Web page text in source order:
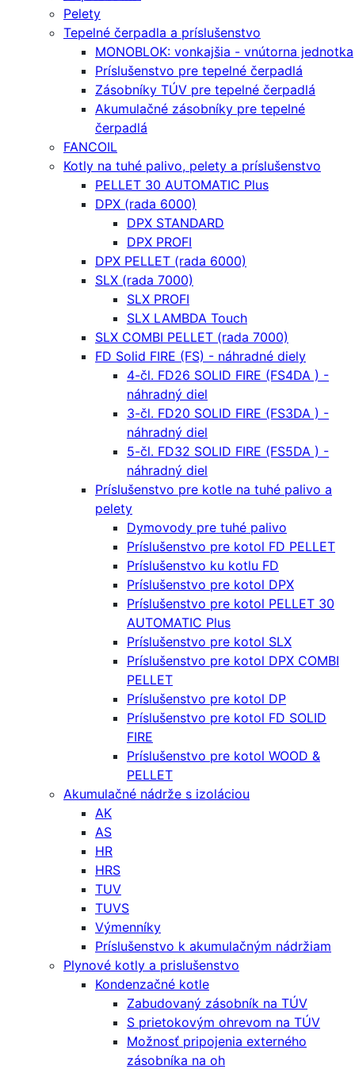
Pelety
Tepelné čerpadla a príslušenstvo
MONOBLOK: vonkajšia - vnútorna jednotka
Príslušenstvo pre tepelné čerpadlá
Zásobníky TÚV pre tepelné čerpadlá
Akumulačné zásobníky pre tepelné
čerpadlá
FANCOIL
Kotly na tuhé palivo, pelety a príslušenstvo
PELLET 30 AUTOMATIC Plus
DPX (rada 6000)
DPX STANDARD
DPX PROFI
DPX PELLET (rada 6000)
SLX (rada 7000)
SLX PROFI
SLX LAMBDA Touch
SLX COMBI PELLET (rada 7000)
FD Solid FIRE (FS) - náhradné diely
4-čl. FD26 SOLID FIRE (FS4DA ) -
náhradný diel
3-čl. FD20 SOLID FIRE (FS3DA ) -
náhradný diel
5-čl. FD32 SOLID FIRE (FS5DA ) -
náhradný diel
Príslušenstvo pre kotle na tuhé palivo a
pelety
Dymovody pre tuhé palivo
Príslušenstvo pre kotol FD PELLET
Príslušenstvo ku kotlu FD
Príslušenstvo pre kotol DPX
Príslušenstvo pre kotol PELLET 30
AUTOMATIC Plus
Príslušenstvo pre kotol SLX
Príslušenstvo pre kotol DPX COMBI
PELLET
Príslušenstvo pre kotol DP
Príslušenstvo pre kotol FD SOLID
FIRE
Príslušenstvo pre kotol WOOD &
PELLET
Akumulačné nádrže s izoláciou
AK
AS
HR
HRS
TUV
TUVS
Výmenníky
Príslušenstvo k akumulačným nádržiam
Plynové kotly a prislušenstvo
Kondenzačné kotle
Zabudovaný zásobník na TÚV
S prietokovým ohrevom na TÚV
Možnosť pripojenia externého
zásobníka na oh